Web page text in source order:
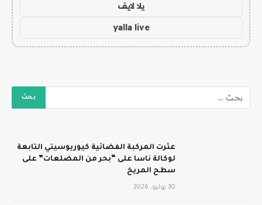
يلا لايف
yalla live
عثرت المركبة الفضائية كيوريوسيتي التابعة
لوكالة ناسا على “بحر من المضلعات” على
سطح المريخ
30 يوليو، 2026